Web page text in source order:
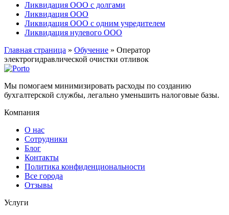
Ликвидация ООО с долгами
Ликвидация ООО
Ликвидация ООО с одним учредителем
Ликвидация нулевого ООО
Главная страница » Обучение » Оператор
электрогидравлической очистки отливок
Мы помогаем минимизировать расходы по созданию
бухгалтерской службы, легально уменьшить налоговые базы.
Компания
О нас
Сотрудники
Блог
Контакты
Политика конфиденциональности
Все города
Отзывы
Услуги